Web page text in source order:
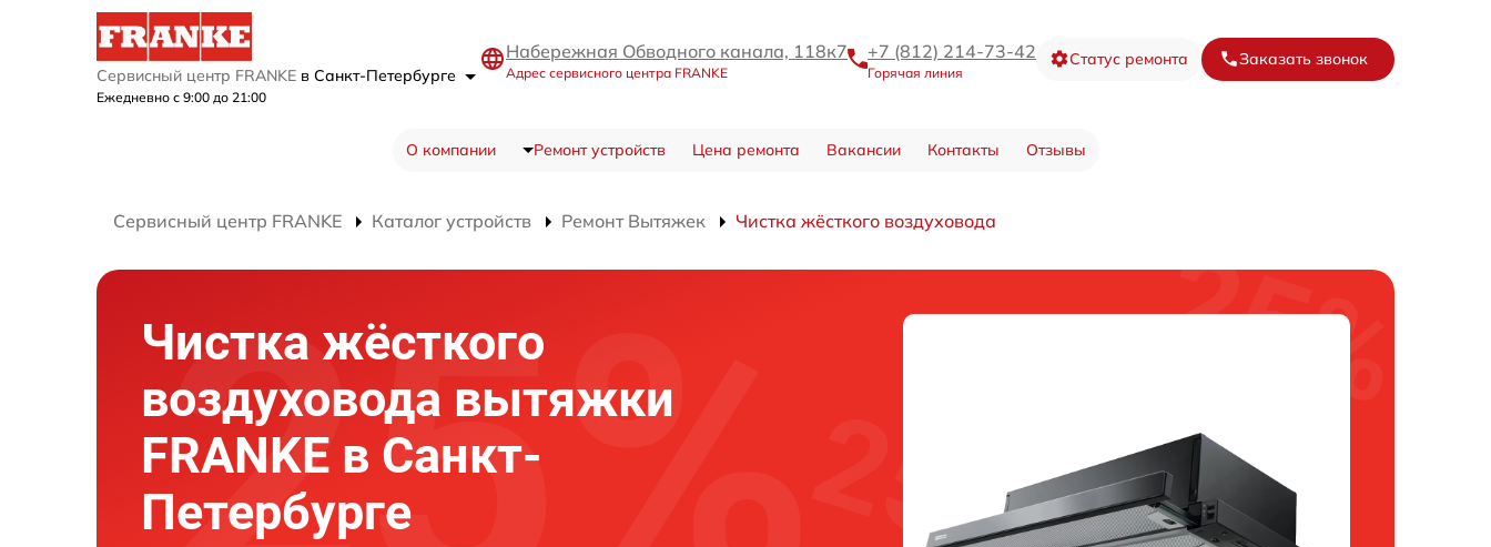
Сервисный центр FRANKE в Санкт-Петербурге
Ежедневно с 9:00 до 21:00
Набережная Обводного канала, 118к7
Адрес сервисного центра FRANKE
+7 (812) 214-73-42
Горячая линия
Статус ремонта Заказать звонок
О компании Ремонт устройств Цена ремонта Вакансии Контакты Отзывы
Сервисный центр FRANKE Каталог устройств Ремонт Вытяжек Чистка жёсткого воздуховода
Чистка жёсткого
воздуховода вытяжки
FRANKE в Санкт-
Петербурге